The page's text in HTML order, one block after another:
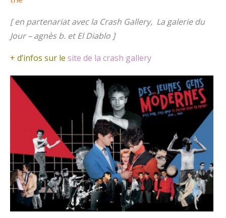
[ en partenariat avec la Crash Gallery, La galerie du
Jour – agnès b. et El Diablo ]
+ d’infos sur le site de la crash gallery